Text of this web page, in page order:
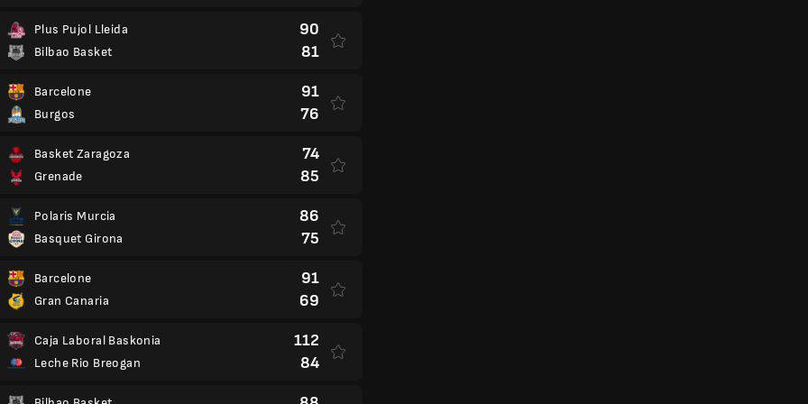
Plus Pujol Lleida
Bilbao Basket
90
81
Barcelone
Burgos
91
76
Basket Zaragoza
Grenade
74
85
Polaris Murcia
Basquet Girona
86
75
Barcelone
Gran Canaria
91
69
Caja Laboral Baskonia
Leche Rio Breogan
112
84